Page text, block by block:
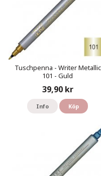
Tuschpenna - Writer Metallic
101 - Guld
39,90 kr
Info Köp